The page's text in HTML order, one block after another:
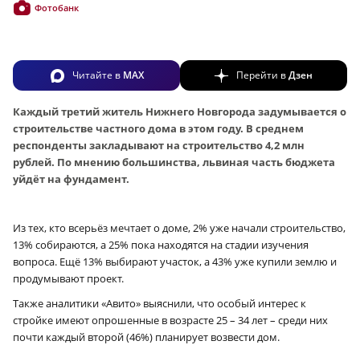
Фотобанк
Читайте в MAX Перейти вДзен
Каждый третий житель Нижнего Новгорода задумывается о
строительстве частного дома в этом году. В среднем
респонденты закладывают на строительство 4,2 млн
рублей. По мнению большинства, львиная часть бюджета
уйдёт на фундамент.
Из тех, кто всерьёз мечтает о доме, 2% уже начали строительство,
13% собираются, а 25% пока находятся на стадии изучения
вопроса. Ещё 13% выбирают участок, а 43% уже купили землю и
продумывают проект.
Также аналитики «Авито» выяснили, что особый интерес к
стройке имеют опрошенные в возрасте 25 – 34 лет – среди них
почти каждый второй (46%) планирует возвести дом.